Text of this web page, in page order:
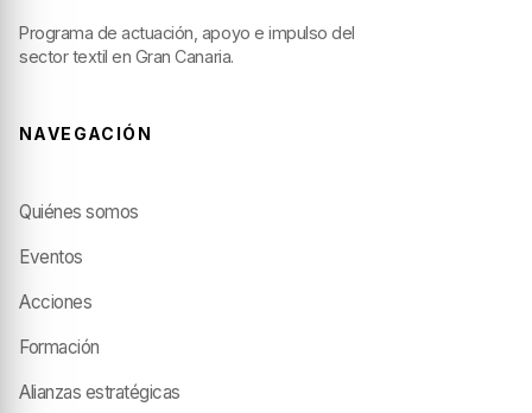
Programa de actuación, apoyo e impulso del
sector textil en Gran Canaria.
NAVEGACIÓN
Quiénes somos
Eventos
Acciones
Formación
Alianzas estratégicas